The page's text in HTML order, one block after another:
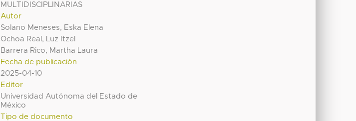
MULTIDISCIPLINARIAS
Autor
Solano Meneses, Eska Elena
Ochoa Real, Luz Itzel
Barrera Rico, Martha Laura
Fecha de publicación
2025-04-10
Editor
Universidad Autónoma del Estado de
México
Tipo de documento